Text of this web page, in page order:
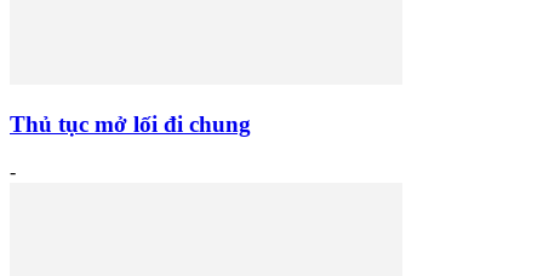
Thủ tục mở lối đi chung
-